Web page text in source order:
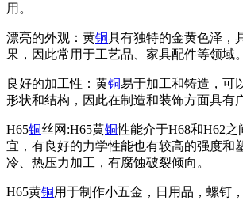
用。
漂亮的外观：黄铜具有独特的金黄色泽，
果，因此常用于工艺品、家具配件等领域。
良好的加工性：黄铜易于加工和铸造，可
形状和结构，因此在制造和装饰方面具有
H65铜丝网:H65黄铜性能介于H68和H62之
宜，有良好的力学性能也有较高的强度和
冷、热压力加工，有腐蚀破裂倾向。
H65黄铜 用于制作小五金，日用品，螺钉